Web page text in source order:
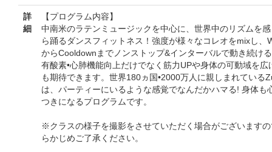
詳
細
【プログラム内容】
中南米のラテンミュージックを中心に、世界中のリズムを
ら踊るダンスフィットネス！強度が様々なコレオをmixし、
からCooldownまでノンストップ&インターバルで動き続け
有酸素•心肺機能向上だけでなく筋力UPや身体の可動域を広
も期待できます。世界180ヵ国•2000万人に親しまれている
は、パーティーにいるような感覚でなんだかハマる! 身体も
つきになるプログラムです。
※クラスの様子を撮影をさせていただく場合がございます
らかじめご了承ください。